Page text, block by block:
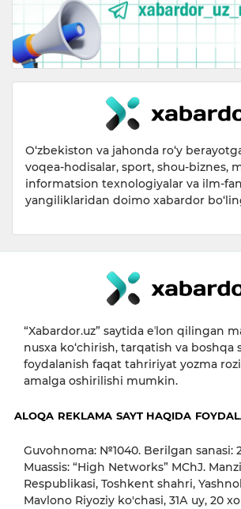
O‘zbekiston va jahonda ro‘y
voqea-hodisalar, sport, shou-biznes,
informatsion texnologiyalar va ilm-fan
yangiliklaridan doimo xabardor
“Xabardor.uz” saytida eʼlon qilingan
nusxa ko‘chirish, tarqatish va boshqa
foydalanish faqat tahririyat yozma
amalga oshirilishi mumkin.
ALOQA REKLAMA SAYT HAQIDA
Guvohnoma: №1040. Berilgan sanasi:
Muassis: “High Networks” MChJ.
Respublikasi, Toshkent shahri,
Mavlono Riyoziy ko'chasi, 31А uy, 20